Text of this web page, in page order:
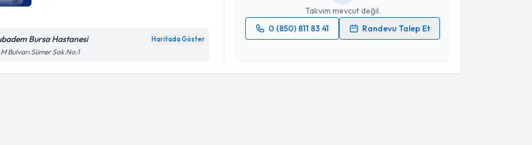
Bursa Hastanesi Haritada Göster
Bulvarı Sümer Sok.No:1
Takvim mevcut değil.
0 (850) 811 83 41
Randevu Talep Et